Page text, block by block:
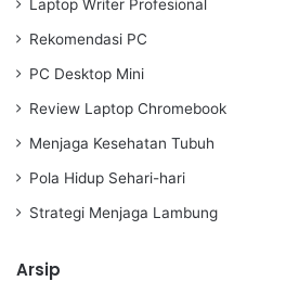
Laptop Writer Profesional
Rekomendasi PC
PC Desktop Mini
Review Laptop Chromebook
Menjaga Kesehatan Tubuh
Pola Hidup Sehari-hari
Strategi Menjaga Lambung
Arsip